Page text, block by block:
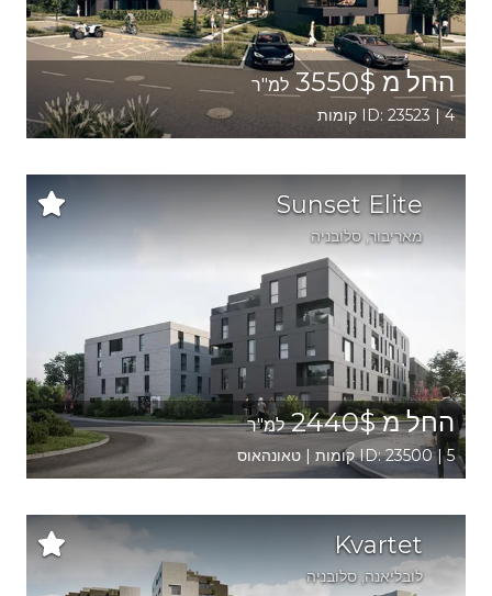
החל מ 3550$ למ"ר
ID: 23523 | 4 קומות
Sunset Elite
מאריבור, סלובניה
החל מ 2440$ למ"ר
ID: 23500 | 5 קומות | טאונהאוס
Kvartet
לובליאנה, סלובניה